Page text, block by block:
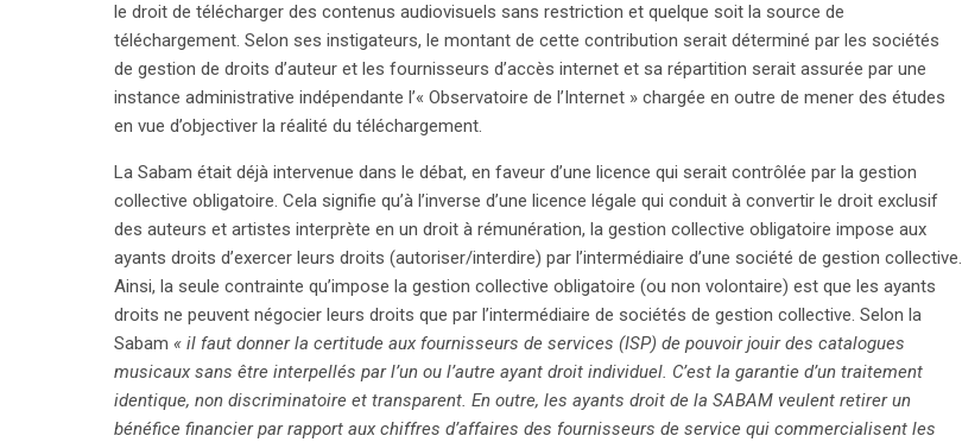
le droit de télécharger des contenus audiovisuels sans restriction et quelque soit la source de
téléchargement. Selon ses instigateurs, le montant de cette contribution serait déterminé par les sociétés
de gestion de droits d’auteur et les fournisseurs d’accès internet et sa répartition serait assurée par une
instance administrative indépendante l’« Observatoire de l’Internet » chargée en outre de mener des études
en vue d’objectiver la réalité du téléchargement.
La Sabam était déjà intervenue dans le débat, en faveur d’une licence qui serait contrôlée par la gestion
collective obligatoire. Cela signifie qu’à l’inverse d’une licence légale qui conduit à convertir le droit exclusif
des auteurs et artistes interprète en un droit à rémunération, la gestion collective obligatoire impose aux
ayants droits d’exercer leurs droits (autoriser/interdire) par l’intermédiaire d’une société de gestion collective.
Ainsi, la seule contrainte qu’impose la gestion collective obligatoire (ou non volontaire) est que les ayants
droits ne peuvent négocier leurs droits que par l’intermédiaire de sociétés de gestion collective. Selon la
Sabam « il faut donner la certitude aux fournisseurs de services (ISP) de pouvoir jouir des catalogues
musicaux sans être interpellés par l’un ou l’autre ayant droit individuel. C’est la garantie d’un traitement
identique, non discriminatoire et transparent. En outre, les ayants droit de la SABAM veulent retirer un
bénéfice financier par rapport aux chiffres d’affaires des fournisseurs de service qui commercialisent les
search